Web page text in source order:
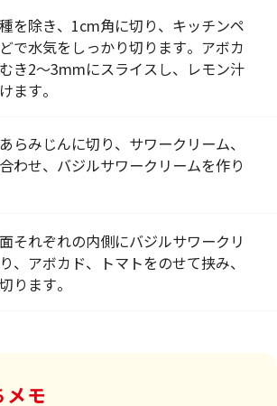
を除き、1cm角に切り、キッチンペ
で水気をしっかり切ります。アボカ
き2〜3mmにスライスし、レモン汁
ます。
らみじんに切り、サワークリーム、
わせ、バジルサワークリームを作り
それぞれの内側にバジルサワークリ
、アボカド、トマトをのせて挟み、
ります。
メモ